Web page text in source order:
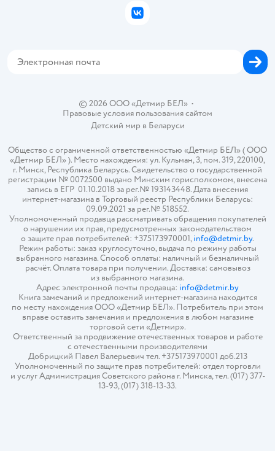
Политика использования файлов cookie
Бонусные карты
© 2026 ООО «Детмир БЕЛ»•
Правовые условия пользования сайтом
Детский мир в Беларуси
Общество с ограниченной ответственностью «Детмир БЕЛ» ( ООО
«Детмир БЕЛ» ). Место нахождения: ул. Кульман, 3, пом. 319, 220100,
г. Минск, Республика Беларусь. Свидетельство о государственной
регистрации № 0072500 выдано Минским горисполкомом, внесена
запись в ЕГР 01.10.2018 за рег.№ 193143448. Дата внесения
интернет-магазина в Торговый реестр Республики Беларусь:
09.09.2021 за рег.№ 518552.
Уполномоченный продавца рассматривать обращения покупателей
о нарушении их прав, предусмотренных законодательством
о защите прав потребителей: +375173970001,info@detmir.by.
Режим работы: заказ круглосуточно, выдача по режиму работы
выбранного магазина. Способ оплаты: наличный и безналичный
расчёт. Оплата товара при получении. Доставка: самовывоз
из выбранного магазина.
Адрес электронной почты продавца: info@detmir.by
Книга замечаний и предложений интернет-магазина находится
по месту нахождения ООО «Детмир БЕЛ». Потребитель при этом
вправе оставить замечания и предложения в любом магазине
торговой сети «Детмир».
Ответственный за продвижение отечественных товаров и работе
с отечественными производителями
Добрицкий Павел Валерьевич тел. +375173970001 доб.213
Уполномоченный по защите прав потребителей: отдел торговли
и услуг Администрация Советского района г. Минска, тел. (017) 377-
13-93, (017) 318-13-33.
ВКонтакте